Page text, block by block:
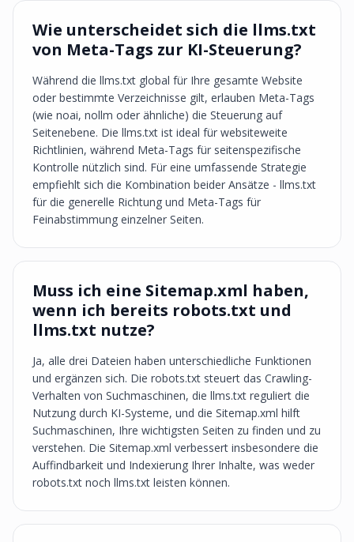
Wie unterscheidet sich die llms.txt
von Meta-Tags zur KI-Steuerung?
Während die llms.txt global für Ihre gesamte Website
oder bestimmte Verzeichnisse gilt, erlauben Meta-Tags
(wie noai, nollm oder ähnliche) die Steuerung auf
Seitenebene. Die llms.txt ist ideal für websiteweite
Richtlinien, während Meta-Tags für seitenspezifische
Kontrolle nützlich sind. Für eine umfassende Strategie
empfiehlt sich die Kombination beider Ansätze - llms.txt
für die generelle Richtung und Meta-Tags für
Feinabstimmung einzelner Seiten.
Muss ich eine Sitemap.xml haben,
wenn ich bereits robots.txt und
llms.txt nutze?
Ja, alle drei Dateien haben unterschiedliche Funktionen
und ergänzen sich. Die robots.txt steuert das Crawling-
Verhalten von Suchmaschinen, die llms.txt reguliert die
Nutzung durch KI-Systeme, und die Sitemap.xml hilft
Suchmaschinen, Ihre wichtigsten Seiten zu finden und zu
verstehen. Die Sitemap.xml verbessert insbesondere die
Auffindbarkeit und Indexierung Ihrer Inhalte, was weder
robots.txt noch llms.txt leisten können.